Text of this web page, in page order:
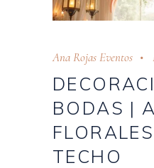
Ana Rojas Eventos
BODAS |
TECHO